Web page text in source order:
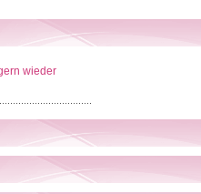
wieder